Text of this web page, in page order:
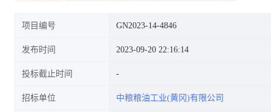
项目编号 GN2023-14-4846
发布时间 2023-09-20 22:16:14
投标截止时间
招标单位 中粮粮油工业(黄冈)有限公司